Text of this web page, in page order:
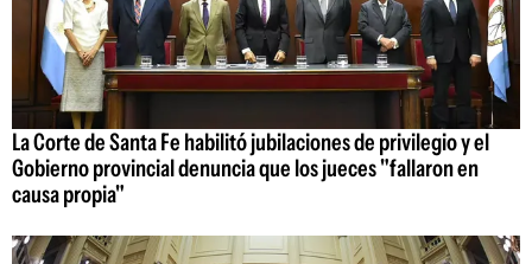
La Corte de Santa Fe habilitó jubilaciones de privilegio y el
Gobierno provincial denuncia que los jueces "fallaron en
causa propia"